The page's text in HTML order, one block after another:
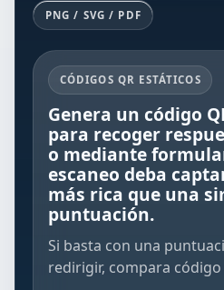
PNG / SVG / PDF
CÓDIGOS QR ESTÁTICOS
Genera un código
para recoger
o mediante
escaneo deba
más rica que una
puntuación.
Si basta con una
redirigir, compara código